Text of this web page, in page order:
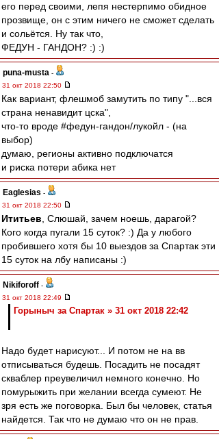
его перед своими, лепя нестерпимо обидное
прозвище, он с этим ничего не сможет сделать
и сольётся. Ну так что,
ФЕДУН - ГАНДОН? :) :)
puna-musta -
31 окт 2018 22:50
Как вариант, флешмоб замутить по типу "...вся
страна ненавидит цска",
что-то вроде #федун-гандон/лукойл - (на
выбор)
думаю, регионы активно подключатся
и риска потери абика нет
Eaglesias -
31 окт 2018 22:50
Ититьев , Слюшай, зачем ноешь, дарагой?
Кого когда пугали 15 суток? :) Да у любого
пробившего хотя бы 10 выездов за Спартак эти
15 суток на лбу написаны :)
Nikiforoff -
31 окт 2018 22:49
Горыныч за Спартак » 31 окт 2018 22:42
Надо будет нарисуют... И потом не на вв
отписываться будешь. Посадить не посадят
скваблер преувеличил немного конечно. Но
помурыжить при желании всегда сумеют. Не
зря есть же поговорка. Был бы человек, статья
найдется. Так что не думаю что он не прав.